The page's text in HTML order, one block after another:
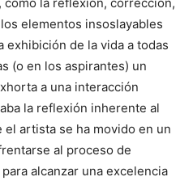
elementos insoslayables
exhibición de la vida a todas
(o en los aspirantes) un
a una interacción
la reflexión inherente al
artista se ha movido en un
al proceso de
alcanzar una excelencia